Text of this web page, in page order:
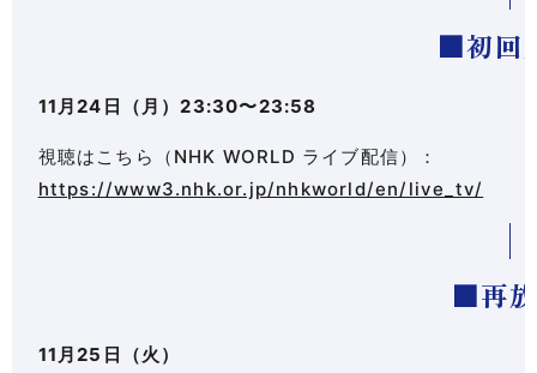
■初回
11月24日（月）23:30〜23:58
視聴はこちら（NHK WORLD ライブ配信）：
https://www3.nhk.or.jp/nhkworld/en/live_tv/
■再
11月25日（火）